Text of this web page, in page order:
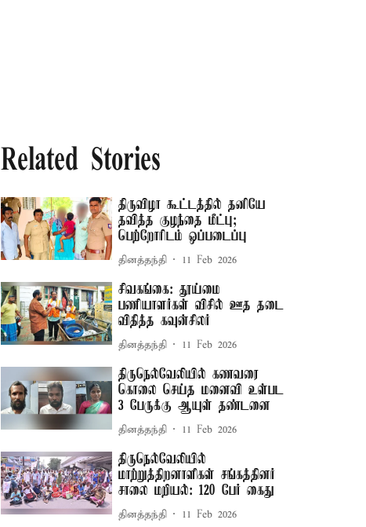
Related Stories
திருவிழா கூட்டத்தில் தனியே
தவித்த குழந்தை மீட்பு;
பெற்றோரிடம் ஒப்படைப்பு
தினத்தந்தி 11 Feb 2026
சிவகங்கை: தூய்மை
பணியாளர்கள் விசில் ஊத தடை
விதித்த கவுன்சிலர்
தினத்தந்தி 11 Feb 2026
திருநெல்வேலியில் கணவரை
கொலை செய்த மனைவி உள்பட
3 பேருக்கு ஆயுள் தண்டனை
தினத்தந்தி 11 Feb 2026
திருநெல்வேலியில்
மாற்றுத்திறனாளிகள் சங்கத்தினர்
சாலை மறியல்: 120 பேர் கைது
தினத்தந்தி 11 Feb 2026